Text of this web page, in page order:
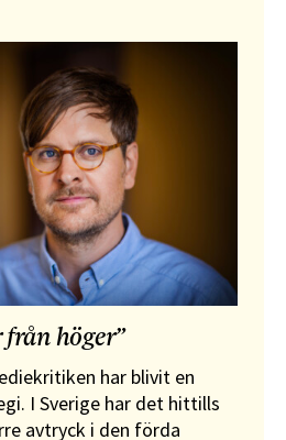
från höger”
har blivit en
I Sverige har det hittills
avtryck i den förda